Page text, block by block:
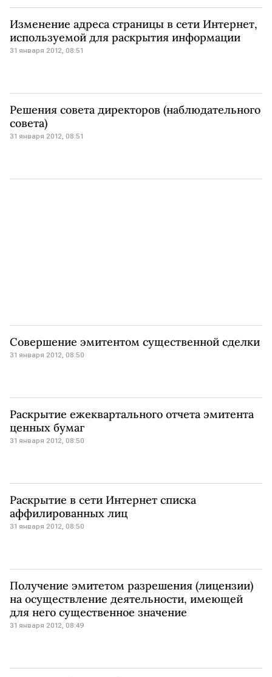
Изменение адреса страницы в сети Интернет,
используемой для раскрытия информации
31 января 2012, 08:51
Решения совета директоров (наблюдательного
совета)
31 января 2012, 08:51
Совершение эмитентом существенной сделки
31 января 2012, 08:50
Раскрытие ежеквартального отчета эмитента
ценных бумаг
31 января 2012, 08:50
Раскрытие в сети Интернет списка
аффилированных лиц
31 января 2012, 08:50
Получение эмитетом разрешения (лицензии)
на осуществление деятельности, имеющей
для него существенное значение
31 января 2012, 08:49